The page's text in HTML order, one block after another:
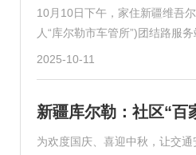
10月10日下午，家住新疆维吾
人“库尔勒市车管所”)团结路服
2025-10-11
新疆库尔勒：社区“百
为欢度国庆、喜迎中秋，让交